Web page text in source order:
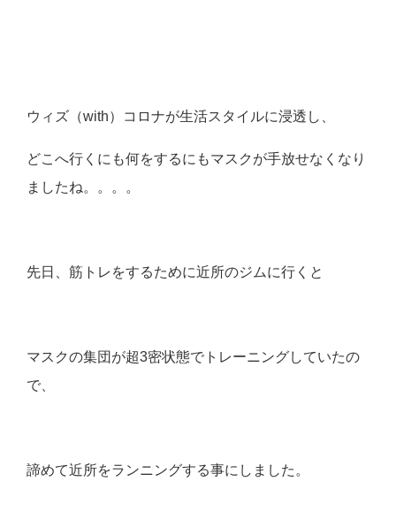
ウィズ（with）コロナが生活スタイルに浸透し、
どこへ行くにも何をするにもマスクが手放せなくなり
ましたね。。。。
先日、筋トレをするために近所のジムに行くと
マスクの集団が超3密状態でトレーニングしていたの
で、
諦めて近所をランニングする事にしました。